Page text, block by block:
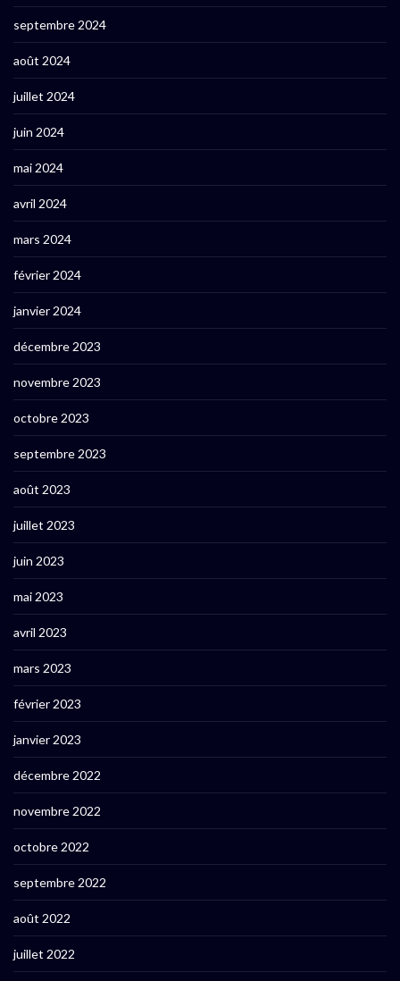
septembre 2024
août 2024
juillet 2024
juin 2024
mai 2024
avril 2024
mars 2024
février 2024
janvier 2024
décembre 2023
novembre 2023
octobre 2023
septembre 2023
août 2023
juillet 2023
juin 2023
mai 2023
avril 2023
mars 2023
février 2023
janvier 2023
décembre 2022
novembre 2022
octobre 2022
septembre 2022
août 2022
juillet 2022